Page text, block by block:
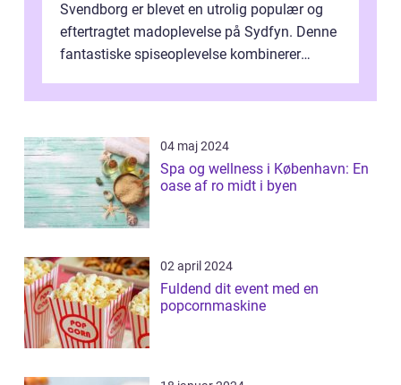
Svendborg er blevet en utrolig populær og
eftertragtet madoplevelse på Sydfyn. Denne
fantastiske spiseoplevelse kombinerer
04 maj 2024
Spa og wellness i København: En
oase af ro midt i byen
02 april 2024
Fuldend dit event med en
popcornmaskine